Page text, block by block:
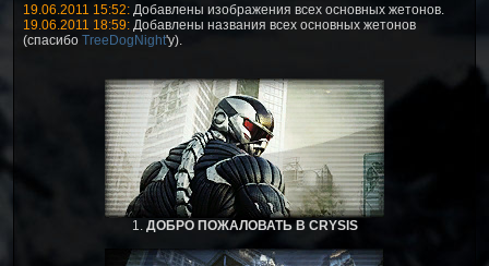
19.06.2011 15:52: Добавлены изображения всех основных жетонов.
19.06.2011 18:59: Добавлены названия всех основных жетонов
(спасибо TreeDogNight'у).
1. ДОБРО ПОЖАЛОВАТЬ В CRYSIS